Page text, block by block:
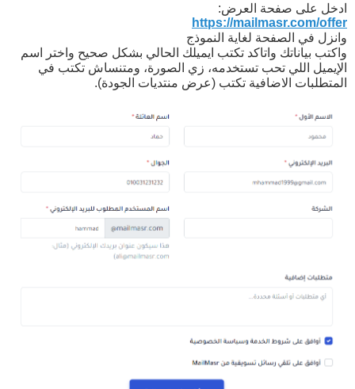
ادخل على صفحة العرض:
https://mailmasr.com/offer
وانزل في الصفحة لغاية النموذج
واكتب بياناتك واتاكد تكتب ايميلك الحالي بشكل صحيح واختر اسم
الإيميل اللي تحب تستخدمه، زي الصورة، ومتنساش تكتب في
المتطلبات الاضافية تكتب (عرض منتديات الجودة).